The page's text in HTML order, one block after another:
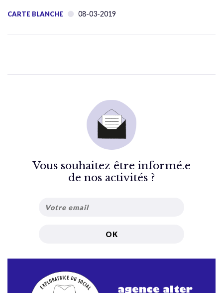
CARTE BLANCHE 08-03-2019
Vous souhaitez être informé.e
de nos activités ?